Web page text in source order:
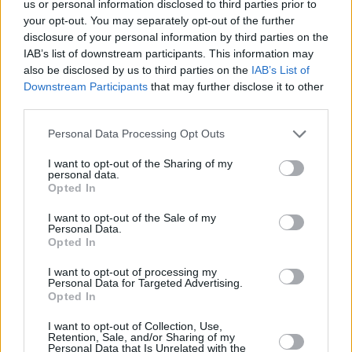
us or personal information disclosed to third parties prior to
your opt-out. You may separately opt-out of the further
disclosure of your personal information by third parties on the
IAB’s list of downstream participants. This information may
also be disclosed by us to third parties on the IAB’s List of
Downstream Participants that may further disclose it to other
Please note that this website/app uses one or more Google
not limited to your visit or usage behaviour. You may click to
grant or deny consent to Google and its third-party tags to
use your data for below specified purposes in below Google
consent section.
Personal Data Processing Opt Outs
I want to opt-out of the Sharing of my
personal data.
Opted In
I want to opt-out of the Sale of my
Personal Data.
Opted In
I want to opt-out of processing my
Personal Data for Targeted Advertising.
Opted In
I want to opt-out of Collection, Use,
Retention, Sale, and/or Sharing of my
Personal Data that Is Unrelated with the
rimangono dubbi su come possa essere integrata senza
danneggiare il paesaggio.
La Funicolare della Collina del Castello di Buda a Budapest,
Commons.
Budapest pone condizioni rigorose per il progetto della